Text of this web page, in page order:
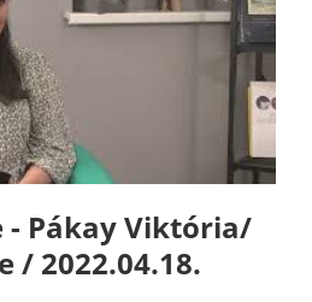
- Pákay Viktória/
/ 2022.04.18.